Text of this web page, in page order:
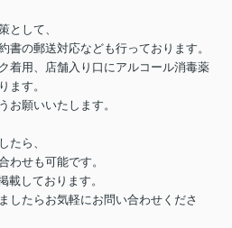
として、
書の郵送対応なども行っております。
着用、店舗入り口にアルコール消毒薬
ます。
お願いいたします。
たら、
わせも可能です。
載しております。
したらお気軽にお問い合わせくださ